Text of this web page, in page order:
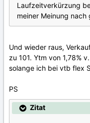
Laufzeitverkürzung
meiner Meinung nach
Und wieder raus,
zu 101. Ytm von 1,78%
solange ich bei vtb flex
PS
Zitat